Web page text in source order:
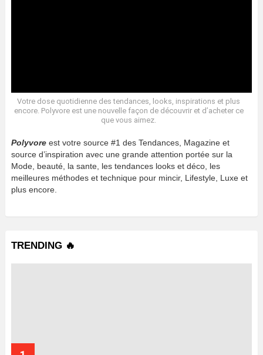
Votre dose quotidienne des tendances, looks, inspirations et plus
encore. Polyvore est une nouvelle façon de découvrir et d’acheter ce
que vous aimez.
Polyvore est votre source #1 des Tendances, Magazine et
source d’inspiration avec une grande attention portée sur la
Mode, beauté, la sante, les tendances looks et déco, les
meilleures méthodes et technique pour mincir, Lifestyle, Luxe et
plus encore.
TRENDING 🔥